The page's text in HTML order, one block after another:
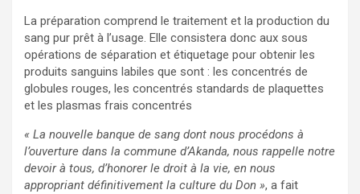
La préparation comprend le traitement et la production du
sang pur prêt à l’usage. Elle consistera donc aux sous
opérations de séparation et étiquetage pour obtenir les
produits sanguins labiles que sont : les concentrés de
globules rouges, les concentrés standards de plaquettes
et les plasmas frais concentrés
« La nouvelle banque de sang dont nous procédons à
l’ouverture dans la commune d’Akanda, nous rappelle notre
devoir à tous, d’honorer le droit à la vie, en nous
appropriant définitivement la culture du Don », a fait